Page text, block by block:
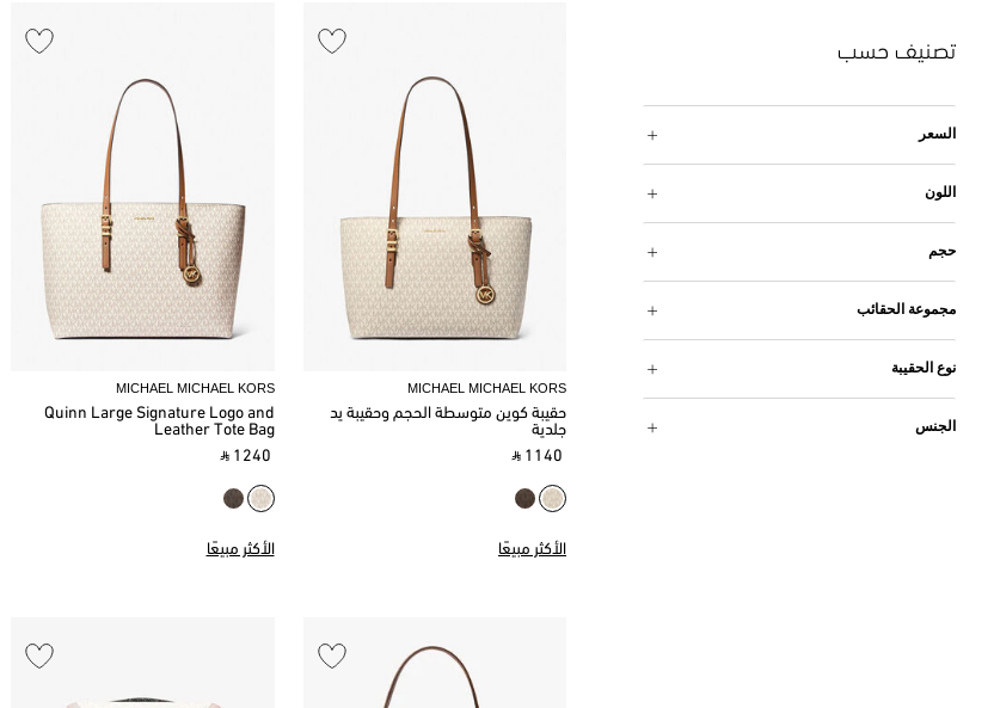
تصنيف حسب
السعر
اللون
حجم
مجموعة الحقائب
نوع الحقيبة
الجنس
MICHAEL MICHAEL KORS
حقيبة كوين متوسطة الحجم وحقيبة يد
جلدية
‎ ⃁ 1140 ‎
الأكثر مبيعًا
MICHAEL MICHAEL KORS
Quinn Large Signature Logo and
Leather Tote Bag
‎ ⃁ 1240 ‎
الأكثر مبيعًا